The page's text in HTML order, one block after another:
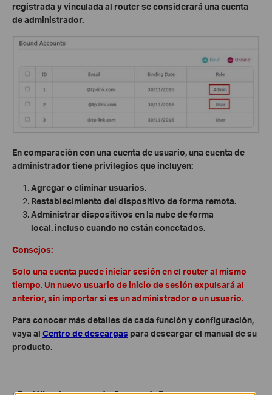
registrada y vinculada al router se considerará una cuenta
de administrador.
En comparación con una cuenta de usuario, una cuenta de
administrador tiene privilegios que incluyen:
Agregar o eliminar usuarios.
Restablecimiento del dispositivo de forma remota.
Administrar dispositivos en la nube de forma
local. incluso cuando no están conectados.
Consejos:
Solo una cuenta puede iniciar sesión en el router al mismo
tiempo. Un nuevo usuario de inicio de sesión expulsará al
anterior, sin importar si es un administrador o un usuario.
Para conocer más detalles de cada función y configuración,
vaya al Centro de descargas para descargar el manual de su
producto.